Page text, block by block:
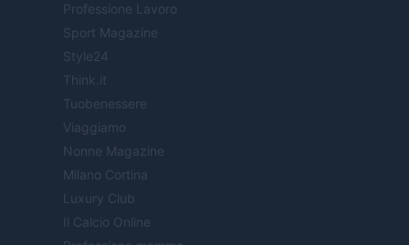
Professione Lavoro
Sport Magazine
Style24
Think.it
Tuobenessere
Viaggiamo
Nonne Magazine
Milano Cortina
Luxury Club
Il Calcio Online